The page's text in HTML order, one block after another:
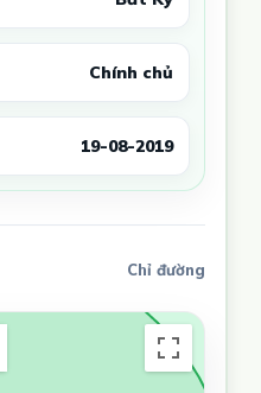
Chính chủ
19-08-2019
Chỉ đường